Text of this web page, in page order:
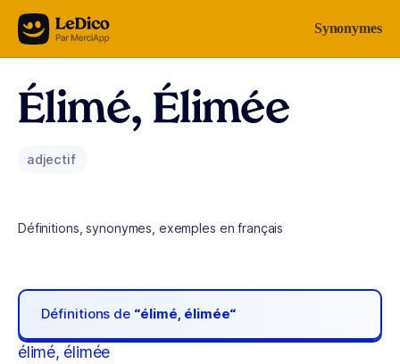
Aller au contenu Synonymes
Élimé, Élimée
adjectif
Définitions, synonymes, exemples en français
Définitions de “élimé, élimée“
élimé, élimée